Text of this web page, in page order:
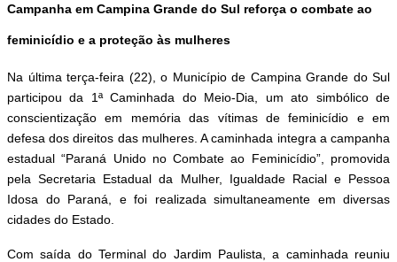
Campanha em Campina Grande do Sul reforça o combate ao
feminicídio e a proteção às mulheres
Na última terça-feira (22), o Município de Campina Grande do Sul
participou da 1ª Caminhada do Meio-Dia, um ato simbólico de
conscientização em memória das vítimas de feminicídio e em
defesa dos direitos das mulheres. A caminhada integra a campanha
estadual “Paraná Unido no Combate ao Feminicídio”, promovida
pela Secretaria Estadual da Mulher, Igualdade Racial e Pessoa
Idosa do Paraná, e foi realizada simultaneamente em diversas
cidades do Estado.
Com saída do Terminal do Jardim Paulista, a caminhada reuniu